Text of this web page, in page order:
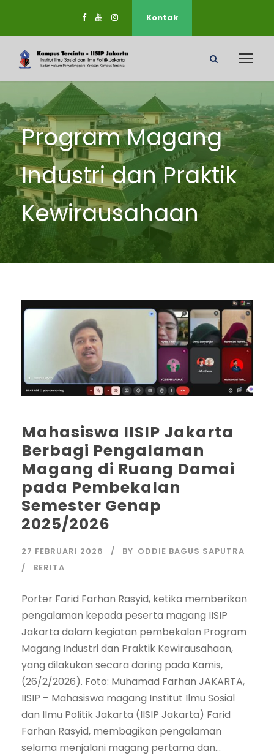
Kontak
Program Magang
Industri dan Praktik
Kewirausahaan
Mahasiswa IISIP Jakarta
Berbagi Pengalaman
Magang di Ruang Damai
pada Pembekalan
Semester Genap
2025/2026
27 FEBRUARI 2026 BY ODDIE BAGUS SAPUTRA
BERITA
Porter Farid Farhan Rasyid, ketika memberikan
pengalaman kepada peserta magang IISIP
Jakarta dalam kegiatan pembekalan Program
Magang Industri dan Praktik Kewirausahaan,
yang dilakukan secara daring pada Kamis,
(26/2/2026). Foto: Muhamad Farhan JAKARTA,
IISIP – Mahasiswa magang Institut Ilmu Sosial
dan Ilmu Politik Jakarta (IISIP Jakarta) Farid
Farhan Rasyid, membagikan pengalaman
selama menjalani magang pertama dan...